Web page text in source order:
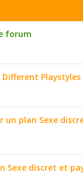
forum
Different
un plan Sexe
Sexe discret et